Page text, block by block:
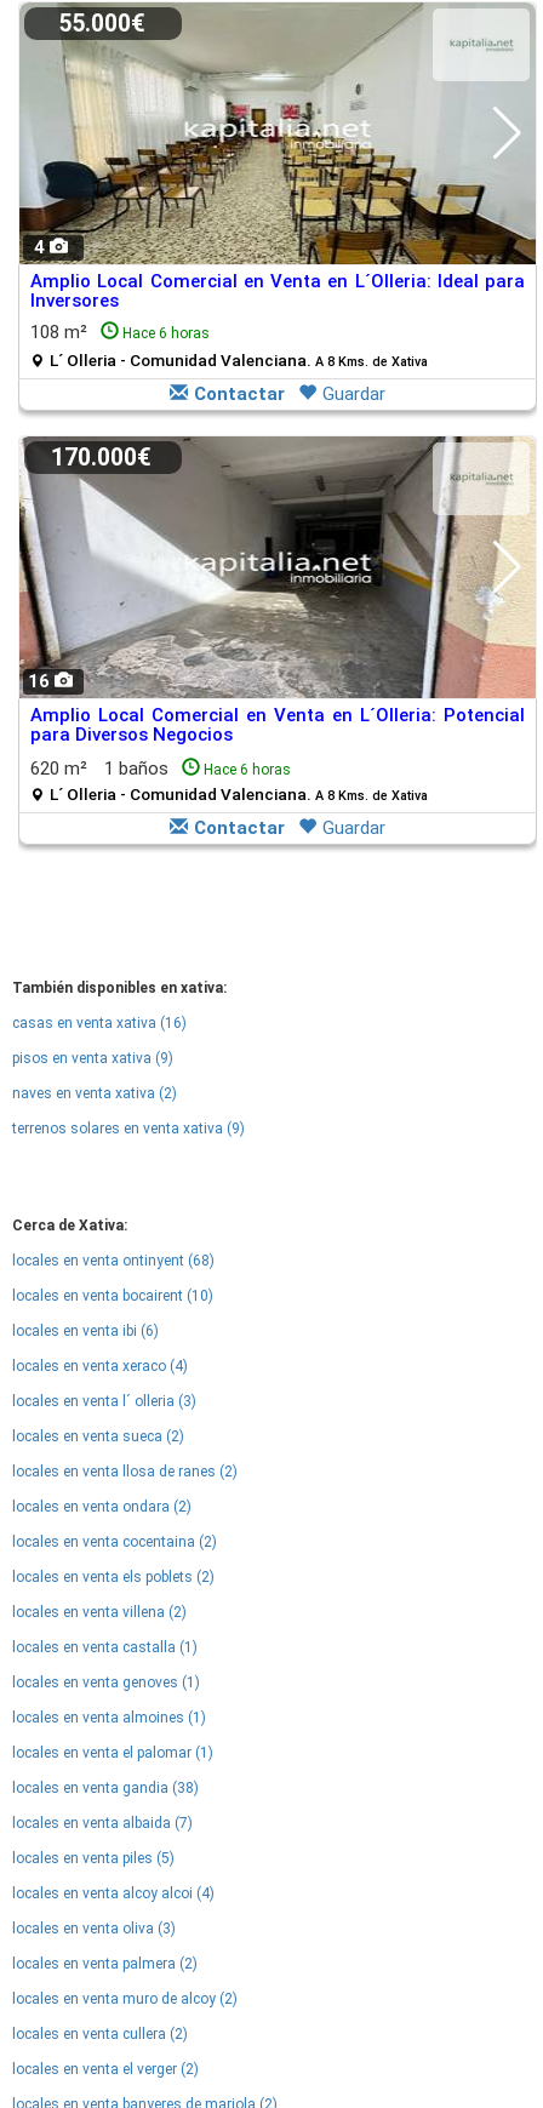
4
55.000€
Amplio Local Comercial en Venta en L´Olleria: Ideal para
Inversores
108 m²
Hace 6 horas
L´ Olleria - Comunidad Valenciana. A 8 Kms. de Xativa
Contactar Guardar
16
170.000€
Amplio Local Comercial en Venta en L´Olleria: Potencial
para Diversos Negocios
620 m²
1 baños Hace 6 horas
L´ Olleria - Comunidad Valenciana. A 8 Kms. de Xativa
Contactar Guardar
También disponibles en xativa:
casas en venta xativa (16)
pisos en venta xativa (9)
naves en venta xativa (2)
terrenos solares en venta xativa (9)
Cerca de Xativa:
locales en venta ontinyent (68)
locales en venta bocairent (10)
locales en venta ibi (6)
locales en venta xeraco (4)
locales en venta l´ olleria (3)
locales en venta sueca (2)
locales en venta llosa de ranes (2)
locales en venta ondara (2)
locales en venta cocentaina (2)
locales en venta els poblets (2)
locales en venta villena (2)
locales en venta castalla (1)
locales en venta genoves (1)
locales en venta almoines (1)
locales en venta el palomar (1)
locales en venta gandia (38)
locales en venta albaida (7)
locales en venta piles (5)
locales en venta alcoy alcoi (4)
locales en venta oliva (3)
locales en venta palmera (2)
locales en venta muro de alcoy (2)
locales en venta cullera (2)
locales en venta el verger (2)
locales en venta banyeres de mariola (2)